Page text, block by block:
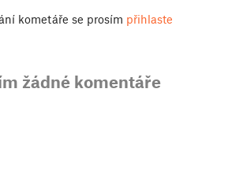
kometáře se prosím přihlaste
žádné komentáře